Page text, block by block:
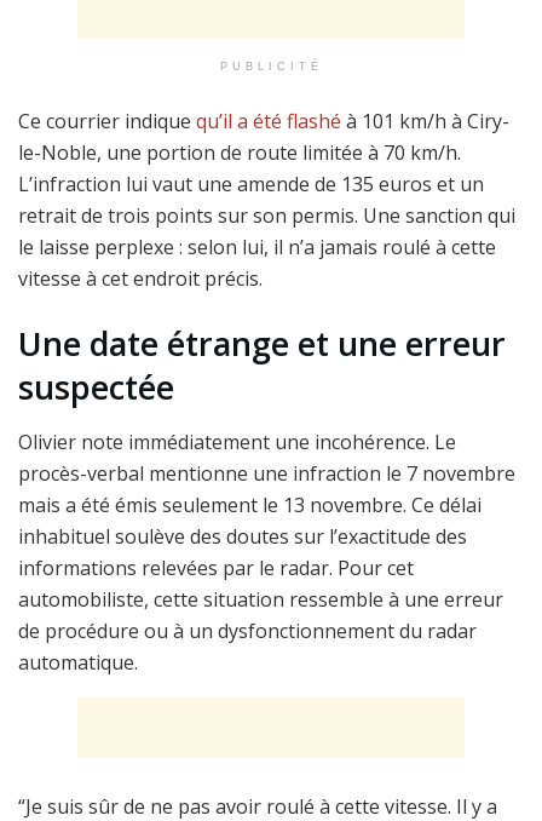
PUBLICITÉ
Ce courrier indique qu’il a été flashé à 101 km/h à Ciry-
le-Noble, une portion de route limitée à 70 km/h.
L’infraction lui vaut une amende de 135 euros et un
retrait de trois points sur son permis. Une sanction qui
le laisse perplexe : selon lui, il n’a jamais roulé à cette
vitesse à cet endroit précis.
Une date étrange et une erreur
suspectée
Olivier note immédiatement une incohérence. Le
procès-verbal mentionne une infraction le 7 novembre
mais a été émis seulement le 13 novembre. Ce délai
inhabituel soulève des doutes sur l’exactitude des
informations relevées par le radar. Pour cet
automobiliste, cette situation ressemble à une erreur
de procédure ou à un dysfonctionnement du radar
automatique.
“Je suis sûr de ne pas avoir roulé à cette vitesse. Il y a